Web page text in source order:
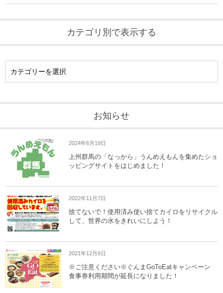
カテゴリ別で表示する
お知らせ
2024年6月19日
上州群馬の「なっから」うんめえもんを集めたショ
ッピングサイトをはじめました！
2022年11月7日
捨てないで！使用済み使い捨てカイロをリサイクル
して、世界の水をきれいにしよう！
2021年12月6日
※ご注意ください※ぐんまGoToEatキャンペーン
食事券利用期間が延長になりました！